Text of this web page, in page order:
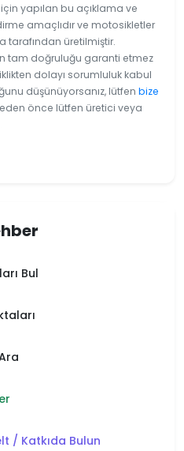
için yapılan bu açıklama ve
amaçlıdır ve motosikletler
tarafından üretilmiştir.
tam doğruluğu garanti etmez
dolayı sorumluluk kabul
düşünüyorsanız, lütfen bize
önce lütfen üretici veya
Bul
/ Katkıda Bulun